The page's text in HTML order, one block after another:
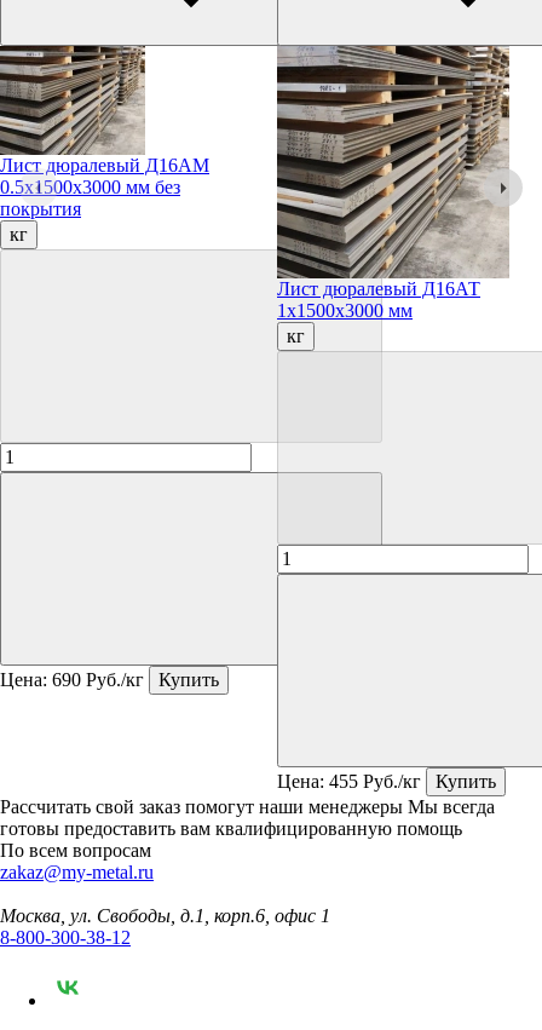
Лист дюралевый Д16АМ
0.5х1500х3000 мм без
покрытия
кг
Цена: 690 Руб./кг Купить
Лист дюралевый Д16АТ
1х1500х3000 мм
кг
Цена: 455 Руб./кг
Купить
Рассчитать свой заказ помогут наши менеджеры Мы всегда
готовы предоставить вам квалифицированную помощь
По всем вопросам
zakaz@my-metal.ru
Москва, ул. Свободы, д.1, корп.6, офис 1
8-800-300-38-12